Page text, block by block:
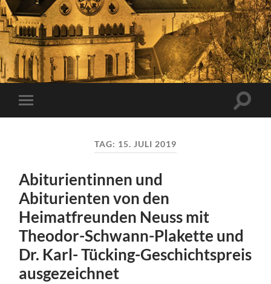
Mobile-
Menü
TAG: 15. JULI 2019
Abiturientinnen und
Abiturienten von den
Heimatfreunden Neuss mit
Theodor-Schwann-Plakette und
Dr. Karl- Tücking-Geschichtspreis
ausgezeichnet